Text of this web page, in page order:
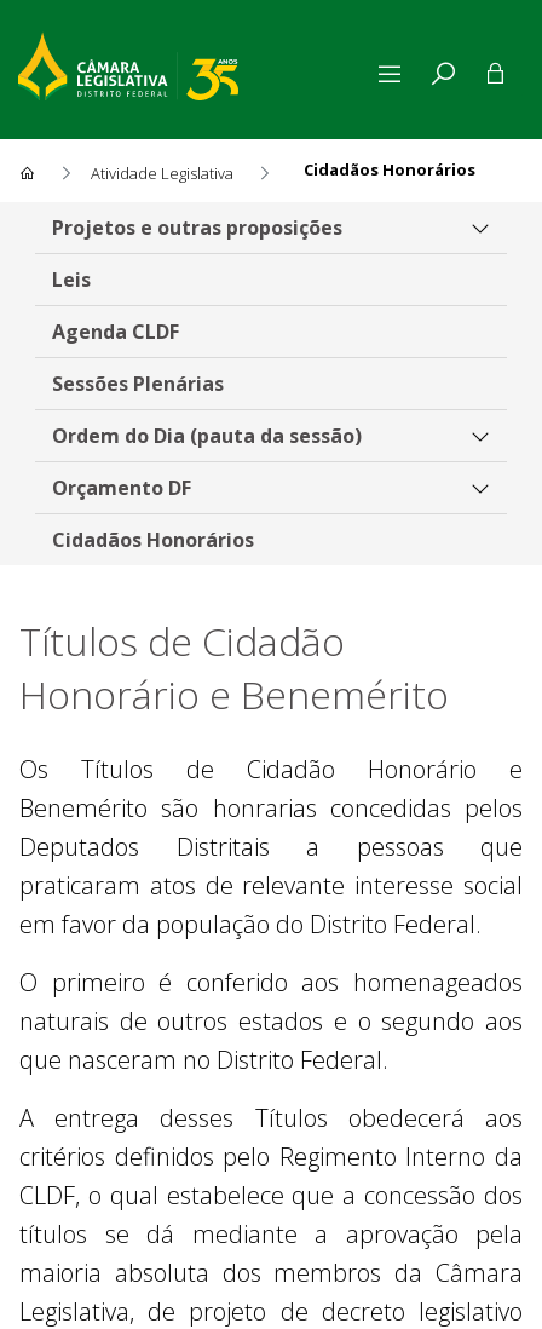
Atividade Legislativa Cidadãos Honorários
Cidadãos Honorários
Projetos e outras proposições
Leis
Agenda CLDF
Sessões Plenárias
Ordem do Dia (pauta da sessão)
Orçamento DF
Cidadãos Honorários
Títulos de Cidadão
Honorário e Benemérito
Os Títulos de Cidadão Honorário e
Benemérito são honrarias concedidas pelos
Deputados Distritais a pessoas que
praticaram atos de relevante interesse social
em favor da população do Distrito Federal.
O primeiro é conferido aos homenageados
naturais de outros estados e o segundo aos
que nasceram no Distrito Federal.
A entrega desses Títulos obedecerá aos
critérios definidos pelo Regimento Interno da
CLDF, o qual estabelece que a concessão dos
títulos se dá mediante a aprovação pela
maioria absoluta dos membros da Câmara
Legislativa, de projeto de decreto legislativo